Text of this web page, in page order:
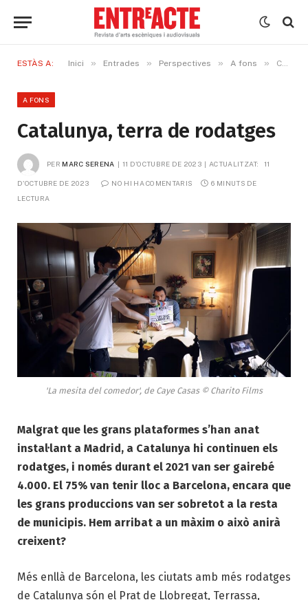
ESTÀS A: Inici » Entrades » Perspectives » A fons » Catalunya, terra de rodatges
A FONS
Catalunya, terra de rodatges
PER MARC SERENA 11 D'OCTUBRE DE 2023 ACTUALITZAT: 11
D'OCTUBRE DE 2023 NO HI HA COMENTARIS
6 MINUTS DE
LECTURA
'La mesita del comedor', de Caye Casas © Charito Films
Malgrat que les grans plataformes s’han anat
instal·lant a Madrid, a Catalunya hi continuen els
rodatges, i només durant el 2021 van ser gairebé
4.000. El 75% van tenir lloc a Barcelona, encara que
les grans produccions van ser sobretot a la resta
de municipis. Hem arribat a un màxim o això anirà
creixent?
Més enllà de Barcelona, les ciutats amb més rodatges
de Catalunya són el Prat de Llobregat, Terrassa,